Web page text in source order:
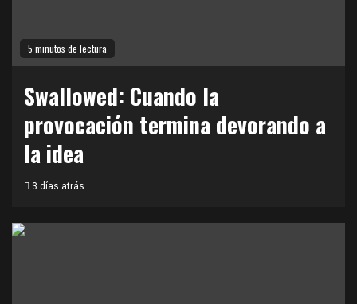
5 minutos de lectura
Swallowed: Cuando la
provocación termina devorando a
la idea
3 días atrás